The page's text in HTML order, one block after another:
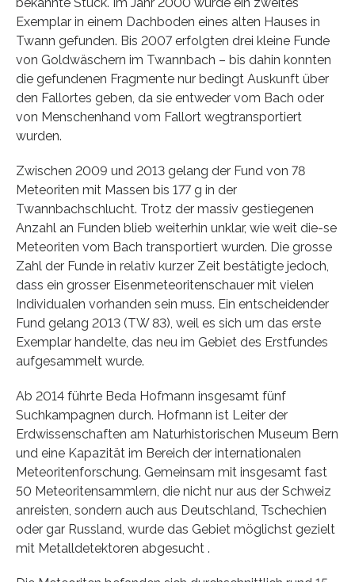
Exemplar in einem Dachboden eines alten Hauses in
Twann gefunden. Bis 2007 erfolgten drei kleine Funde
von Goldwäschern im Twannbach – bis dahin konnten
die gefundenen Fragmente nur bedingt Auskunft über
den Fallortes geben, da sie entweder vom Bach oder
von Menschenhand vom Fallort wegtransportiert
wurden.
Zwischen 2009 und 2013 gelang der Fund von 78
Meteoriten mit Massen bis 177 g in der
Twannbachschlucht. Trotz der massiv gestiegenen
Anzahl an Funden blieb weiterhin unklar, wie weit die-se
Meteoriten vom Bach transportiert wurden. Die grosse
Zahl der Funde in relativ kurzer Zeit bestätigte jedoch,
dass ein grosser Eisenmeteoritenschauer mit vielen
Individualen vorhanden sein muss. Ein entscheidender
Fund gelang 2013 (TW 83), weil es sich um das erste
Exemplar handelte, das neu im Gebiet des Erstfundes
aufgesammelt wurde.
Ab 2014 führte Beda Hofmann insgesamt fünf
Suchkampagnen durch. Hofmann ist Leiter der
Erdwissenschaften am Naturhistorischen Museum Bern
und eine Kapazität im Bereich der internationalen
Meteoritenforschung. Gemeinsam mit insgesamt fast
50 Meteoritensammlern, die nicht nur aus der Schweiz
anreisten, sondern auch aus Deutschland, Tschechien
oder gar Russland, wurde das Gebiet möglichst gezielt
mit Metalldetektoren abgesucht .